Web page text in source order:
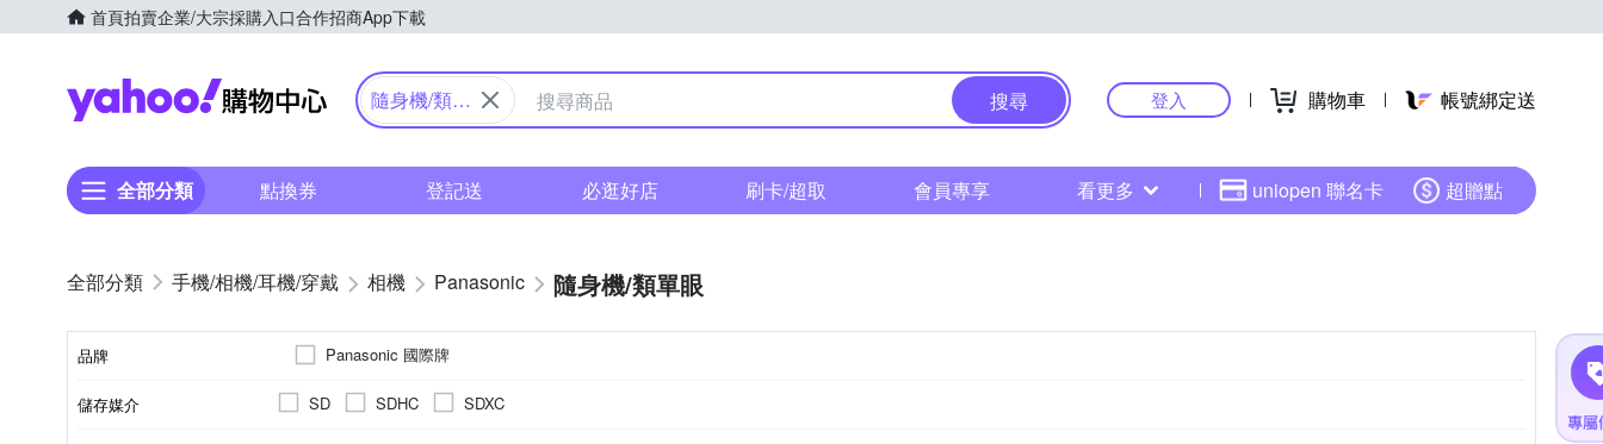
首頁拍賣企業/大宗採購入口合作招商App下載
Yahoo購物中心
隨身機/類單
搜尋 登入 購物車 帳號綁定送
全部分類 點換券 登記送 必逛好店 刷卡/超取 會員專享 看更多 uniopen 聯名卡 超贈點
手機/相機/耳機/穿戴 相機 Panasonic 隨身機/類單眼
品牌 Panasonic 國際牌
儲存媒介 SD SDHC SDXC